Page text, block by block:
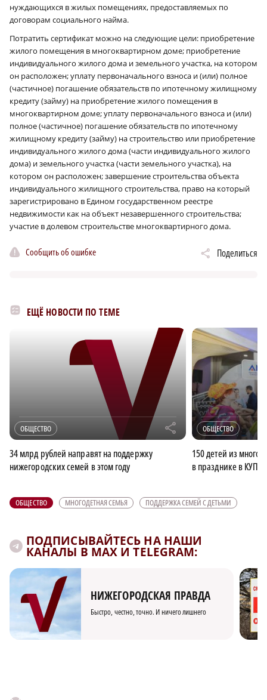
нуждающихся в жилых помещениях, предоставляемых по
договорам социального найма.
Потратить сертификат можно на следующие цели: приобретение
жилого помещения в многоквартирном доме; приобретение
индивидуального жилого дома и земельного участка, на котором
он расположен; уплату первоначального взноса и (или) полное
(частичное) погашение обязательств по ипотечному жилищному
кредиту (займу) на приобретение жилого помещения в
многоквартирном доме; уплату первоначального взноса и (или)
полное (частичное) погашение обязательств по ипотечному
жилищному кредиту (займу) на строительство или приобретение
индивидуального жилого дома (части индивидуального жилого
дома) и земельного участка (части земельного участка), на
котором он расположен; завершение строительства объекта
индивидуального жилищного строительства, право на который
зарегистрировано в Едином государственном реестре
недвижимости как на объект незавершенного строительства;
участие в долевом строительстве многоквартирного дома.
Сообщить об ошибке Поделиться
ЕЩЁ НОВОСТИ ПО ТЕМЕ
ОБЩЕСТВО r
34 млрд рублей направят на поддержку
нижегородских семей в этом году
ОБЩЕСТВО
150 детей из
в празднике в
ОБЩЕСТВО МНОГОДЕТНАЯ СЕМЬЯ ПОДДЕРЖКА СЕМЕЙ С ДЕТЬМИ
ПОДПИСЫВАЙТЕСЬ НА НАШИ
КАНАЛЫ В MAX И TELEGRAM:
НИЖЕГОРОДСКАЯ ПРАВДА
Быстро, честно, точно. И ничего лишнего